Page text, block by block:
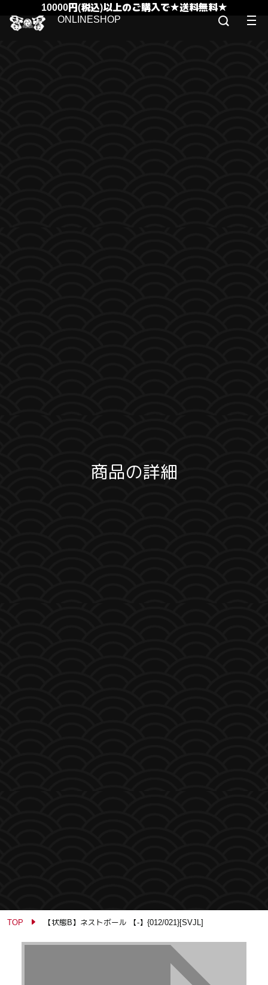
10000円(税込)以上のご購入で★送料無料★
商品の詳細
TOP 【状態B】ネストボール 【-】{012/021}[SVJL]
ONLINESHOP